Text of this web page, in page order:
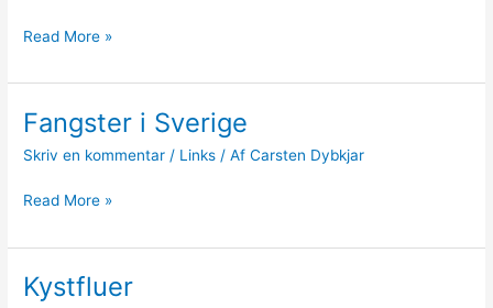
Svenska
Read More »
Fangster i Sverige
Skriv en kommentar / Links / AfCarsten Dybkjar
Fangster
Sverige
Read More »
Kystfluer